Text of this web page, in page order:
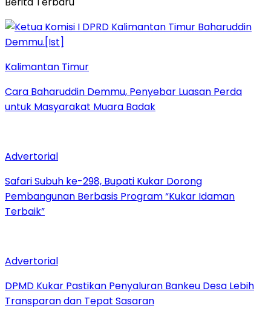
Kalimantan Timur
Cara Baharuddin Demmu, Penyebar Luasan Perda
untuk Masyarakat Muara Badak
Advertorial
Safari Subuh ke-298, Bupati Kukar Dorong
Pembangunan Berbasis Program “Kukar Idaman
Terbaik”
Advertorial
DPMD Kukar Pastikan Penyaluran Bankeu Desa Lebih
Transparan dan Tepat Sasaran